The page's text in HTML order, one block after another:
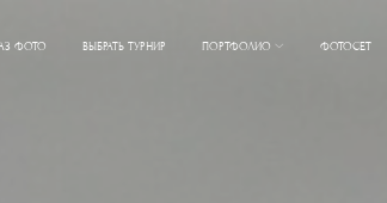
ФОТО ВЫБРАТЬ ТУРНИР ПОРТФОЛИО ФОТОСЕТ